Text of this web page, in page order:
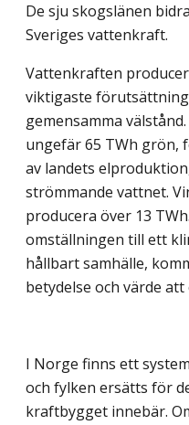
De sju skogslänen
Sveriges vattenkraft.
Vattenkraften
viktigaste
gemensamma
ungefär 65 TWh grön,
av landets
strömmande vattnet.
producera över 13
omställningen till ett
hållbart samhälle,
betydelse och värde
I Norge finns ett
och fylken ersätts för
kraftbygget innebär.